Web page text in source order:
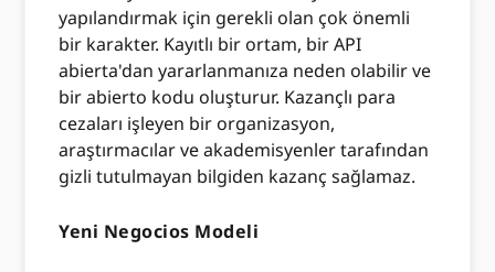
yapılandırmak için gerekli olan çok önemli
bir karakter. Kayıtlı bir ortam, bir API
abierta'dan yararlanmanıza neden olabilir ve
bir abierto kodu oluşturur. Kazançlı para
cezaları işleyen bir organizasyon,
araştırmacılar ve akademisyenler tarafından
gizli tutulmayan bilgiden kazanç sağlamaz.
Yeni Negocios Modeli